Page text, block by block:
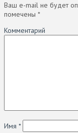
Ваш e-mail не будет
помечены *
Комментарий
Имя *